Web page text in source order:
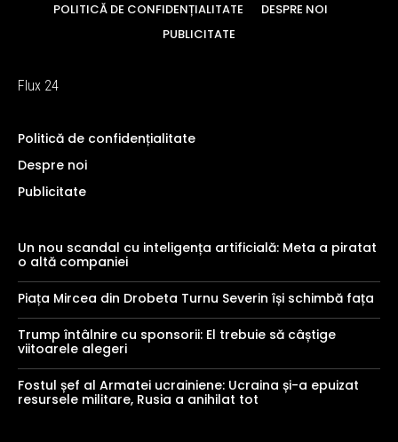
POLITICĂ DE CONFIDENȚIALITATE
DESPRE NOI
PUBLICITATE
Flux 24
Politică de confidențialitate
Despre noi
Publicitate
Un nou scandal cu inteligența artificială: Meta a piratat
o altă companiei
Piața Mircea din Drobeta Turnu Severin își schimbă fața
Trump întâlnire cu sponsorii: El trebuie să câștige
viitoarele alegeri
Fostul șef al Armatei ucrainiene: Ucraina și-a epuizat
resursele militare, Rusia a anihilat tot